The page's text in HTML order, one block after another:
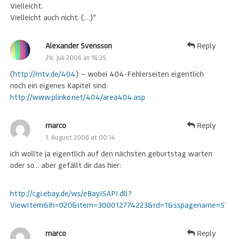
Vielleicht.
Vielleicht auch nicht. (…)“
Alexander Svensson
29. Juli 2006 at 16:25
(http://mtv.de/404) — wobei 404-Fehlerseiten eigentlich
noch ein eigenes Kapitel sind:
http://www.plinko.net/404/area404.asp
Reply
marco
1. August 2006 at 00:14
ich wollte ja eigentlich auf den nächsten geburtstag warten
oder so… aber gefällt dir das hier:
http://cgi.ebay.de/ws/eBayISAPI.dll?
Reply
marco Reply